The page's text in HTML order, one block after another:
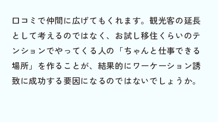
口コミで仲間に広げてもくれます。観光客の延長
として考えるのではなく、お試し移住くらいのテ
ンションでやってくる人の「ちゃんと仕事できる
場所」を作ることが、結果的にワーケーション誘
致に成功する要因になるのではないでしょうか。